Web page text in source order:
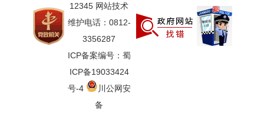
12345 网站技术
维护电话：0812-
3356287
ICP备案编号：蜀
ICP备19033424
号-4
川公网安
备